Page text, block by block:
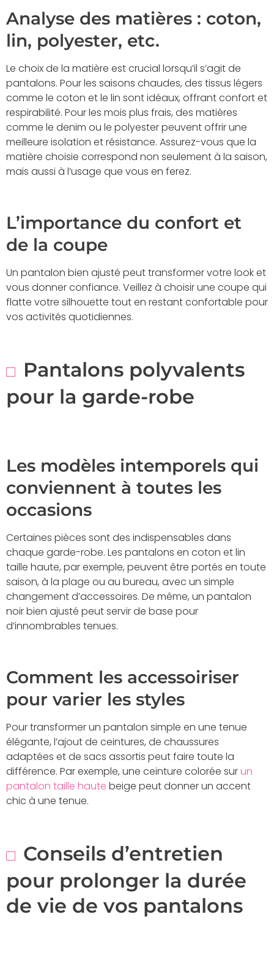
Analyse des matières : coton,
lin, polyester, etc.
Le choix de la matière est crucial lorsqu’il s’agit de
pantalons. Pour les saisons chaudes, des tissus légers
comme le coton et le lin sont idéaux, offrant confort et
respirabilité. Pour les mois plus frais, des matières
comme le denim ou le polyester peuvent offrir une
meilleure isolation et résistance. Assurez-vous que la
matière choisie correspond non seulement à la saison,
mais aussi à l’usage que vous en ferez.
L’importance du confort et
de la coupe
Un pantalon bien ajusté peut transformer votre look et
vous donner confiance. Veillez à choisir une coupe qui
flatte votre silhouette tout en restant confortable pour
vos activités quotidiennes.
Pantalons polyvalents
pour la garde-robe
Les modèles intemporels qui
conviennent à toutes les
occasions
Certaines pièces sont des indispensables dans
chaque garde-robe. Les pantalons en coton et lin
taille haute, par exemple, peuvent être portés en toute
saison, à la plage ou au bureau, avec un simple
changement d’accessoires. De même, un pantalon
noir bien ajusté peut servir de base pour
d’innombrables tenues.
Comment les accessoiriser
pour varier les styles
Pour transformer un pantalon simple en une tenue
élégante, l’ajout de ceintures, de chaussures
adaptées et de sacs assortis peut faire toute la
différence. Par exemple, une ceinture colorée surun
pantalon taille haute beige peut donner un accent
chic à une tenue.
Conseils d’entretien
pour prolonger la durée
de vie de vos pantalons